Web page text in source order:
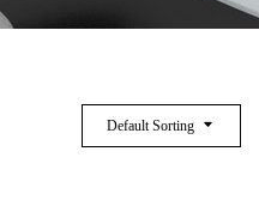
Default Sorting